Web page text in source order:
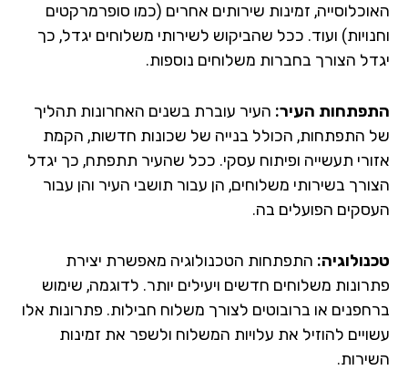
זמינות שירותים אחרים (כמו סופרמרקטים
ועוד. ככל שהביקוש לשירותי משלוחים יגדל, כך
הצורך בחברות משלוחים נוספות.
העיר:העיר עוברת בשנים האחרונות תהליך
התפתחות, הכולל בנייה של שכונות חדשות, הקמת
תעשייה ופיתוח עסקי. ככל שהעיר תתפתח, כך יגדל
בשירותי משלוחים, הן עבור תושבי העיר והן עבור
הפועלים בה.
התפתחות הטכנולוגיה מאפשרת יצירת
משלוחים חדשים ויעילים יותר. לדוגמה, שימוש
או ברובוטים לצורך משלוח חבילות. פתרונות אלו
להוזיל את עלויות המשלוח ולשפר את זמינות